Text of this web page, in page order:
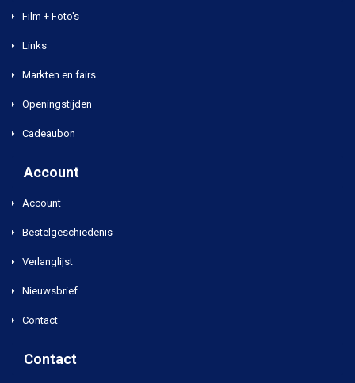
Film + Foto's
Links
Markten en fairs
Openingstijden
Cadeaubon
Account
Account
Bestelgeschiedenis
Verlanglijst
Nieuwsbrief
Contact
Contact